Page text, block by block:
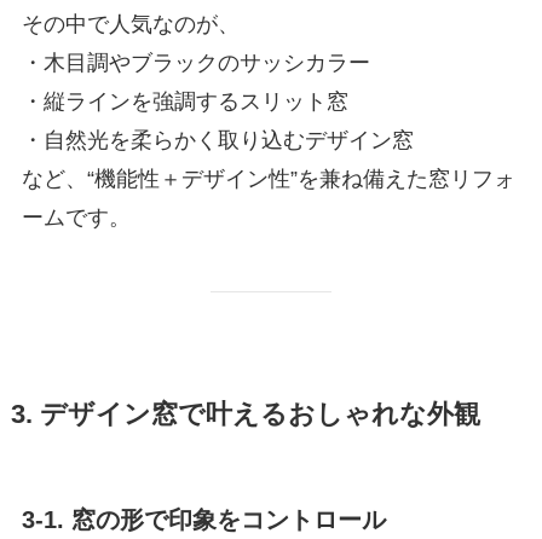
その中で人気なのが、
・木目調やブラックのサッシカラー
・縦ラインを強調するスリット窓
・自然光を柔らかく取り込むデザイン窓
など、“機能性＋デザイン性”を兼ね備えた窓リフォ
ームです。
3. デザイン窓で叶えるおしゃれな外観
3-1. 窓の形で印象をコントロール